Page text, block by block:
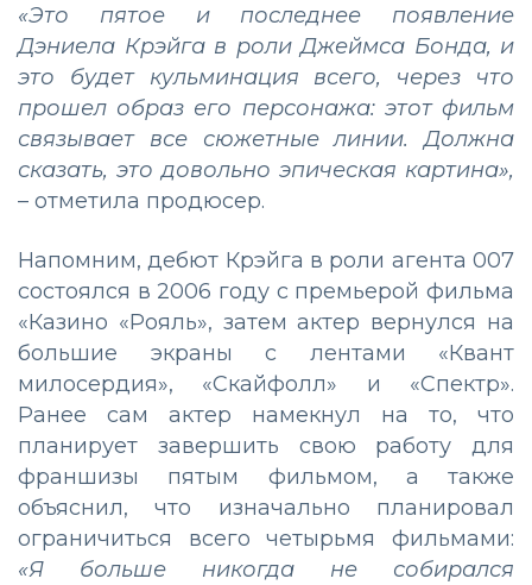
«Это пятое и последнее появление
Дэниела Крэйга в роли Джеймса Бонда, и
это будет кульминация всего, через что
прошел образ его персонажа: этот фильм
связывает все сюжетные линии. Должна
сказать, это довольно эпическая картина»,
– отметила продюсер.
Напомним, дебют Крэйга в роли агента 007
состоялся в 2006 году с премьерой фильма
«Казино «Рояль», затем актер вернулся на
большие экраны с лентами «Квант
милосердия», «Скайфолл» и «Спектр».
Ранее сам актер намекнул на то, что
планирует завершить свою работу для
франшизы пятым фильмом, а также
объяснил, что изначально планировал
ограничиться всего четырьмя фильмами:
«Я больше никогда не собирался